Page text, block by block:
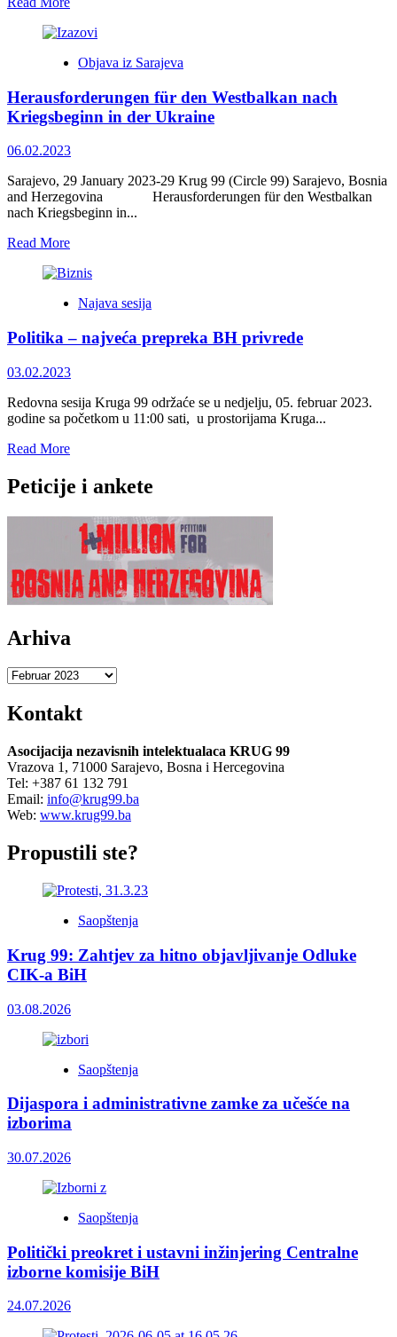
about
FOR
WESTERN
BALKANS
DURING
THE
WAR
IN
UKRAINE</strong>
Objava iz Sarajeva
Herausforderungen für den Westbalkan nach
Kriegsbeginn in der Ukraine
06.02.2023
Sarajevo, 29 January 2023-29 Krug 99 (Circle 99) Sarajevo, Bosnia
and Herzegovina Herausforderungen für den Westbalkan
nach Kriegsbeginn in...
Read MoreRead
about
für
Westbalkan
Kriegsbeginn
der
Ukraine</strong>
Najava sesija
Politika – najveća prepreka BH privrede
03.02.2023
Redovna sesija Kruga 99 održaće se u nedjelju, 05. februar 2023.
godine sa početkom u 11:00 sati, u prostorijama Kruga...
Read MoreRead
about
<strong>Politika
najveća
prepreka
BH
privrede</strong>
Peticije i ankete
Arhiva
Arhiva
Kontakt
Asocijacija nezavisnih intelektualaca KRUG 99
Vrazova 1, 71000 Sarajevo, Bosna i Hercegovina
Tel: +387 61 132 791
Email: info@krug99.ba
Web: www.krug99.ba
Propustili ste?
Saopštenja
Krug 99: Zahtjev za hitno objavljivanje Odluke
CIK-a BiH
03.08.2026
Saopštenja
Dijaspora i administrativne zamke za učešće na
izborima
30.07.2026
Saopštenja
Politički preokret i ustavni inžinjering Centralne
izborne komisije BiH
24.07.2026